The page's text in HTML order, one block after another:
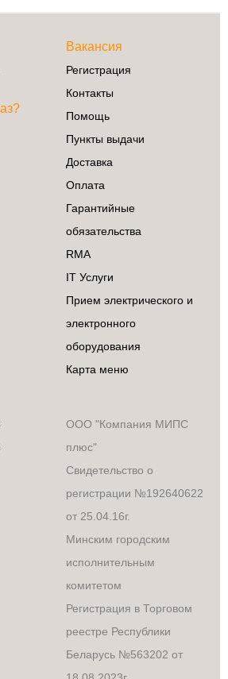
Вакансия
Регистрация
Контакты
Помощь
Пункты выдачи
Доставка
Оплата
Гарантийные
обязательства
RMA
IT Услуги
Прием электрического и
электронного
оборудования
Карта меню
ООО "Компания МИПС
плюс"
Свидетельство о
регистрации №192640622
от 25.04.16г.
Минским городским
исполнительным
комитетом
Регистрация в Торговом
реестре Республики
Беларусь №563202 от